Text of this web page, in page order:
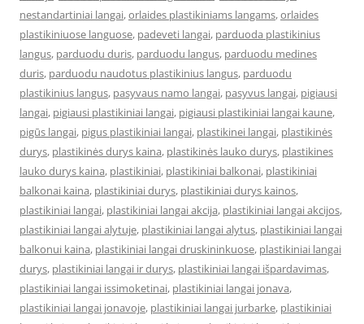
nestandartiniai langai,orlaides plastikiniams langams,orlaides
plastikiniuose languose, padeveti langai, parduoda plastikinius
langus, parduodu duris, parduodu langus, parduodu medines
duris, parduodu naudotus plastikinius langus, parduodu
plastikinius langus, pasyvaus namo langai, pasyvus langai, pigiausi
langai, pigiausi plastikiniai langai, pigiausi plastikiniai langai kaune,
pigūs langai, pigus plastikiniai langai, plastikinei langai, plastikinės
durys, plastikinės durys kaina, plastikinės lauko durys, plastikines
lauko durys kaina, plastikiniai, plastikiniai balkonai, plastikiniai
balkonai kaina, plastikiniai durys, plastikiniai durys kainos,
plastikiniai langai, plastikiniai langai akcija, plastikiniai langai akcijos,
plastikiniai langai alytuje, plastikiniai langai alytus, plastikiniai langai
balkonui kaina, plastikiniai langai druskininkuose, plastikiniai langai
durys, plastikiniai langai ir durys, plastikiniai langai išpardavimas,
plastikiniai langai issimoketinai, plastikiniai langai jonava,
plastikiniai langai jonavoje, plastikiniai langai jurbarke, plastikiniai